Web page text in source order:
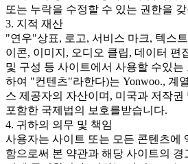
또는 누락을 수정할 수 있는 권한을
3. 지적 재산
"연우"상표, 로고, 서비스 마크, 텍스
이콘, 이미지, 오디오 클립, 데이터 편
및 구성 등 사이트에서 사용할 수있는
하여 "컨텐츠"라한다)는 Yonwoo., 계
스 제공자의 자산이며, 미국과 저작권
포함한 국제법의 보호를받습니다.
4. 귀하의 의무 및 책임
사용자는 사이트 또는 모든 콘텐츠에
함으로써 본 약관과 해당 사이트의